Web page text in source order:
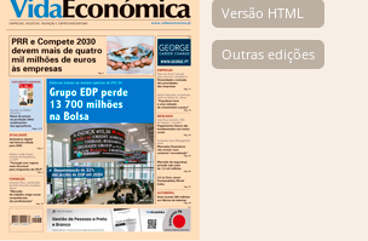
Versão HTML
Outras edições